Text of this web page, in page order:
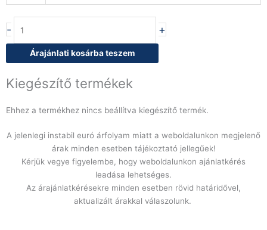
-
INOX
mennyiség
+
Árajánlati kosárba teszem
Kiegészítő termékek
Ehhez a termékhez nincs beállítva kiegészítő termék.
A jelenlegi instabil euró árfolyam miatt a weboldalunkon megjelenő
árak minden esetben tájékoztató jellegűek!
Kérjük vegye figyelembe, hogy weboldalunkon ajánlatkérés
leadása lehetséges.
Az árajánlatkérésekre minden esetben rövid határidővel,
aktualizált árakkal válaszolunk.